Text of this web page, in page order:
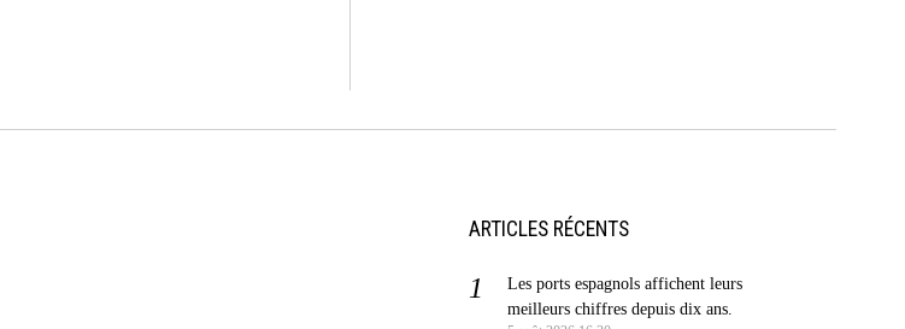
ARTICLES RÉCENTS
Les ports espagnols affichent leurs
meilleurs chiffres depuis dix ans.